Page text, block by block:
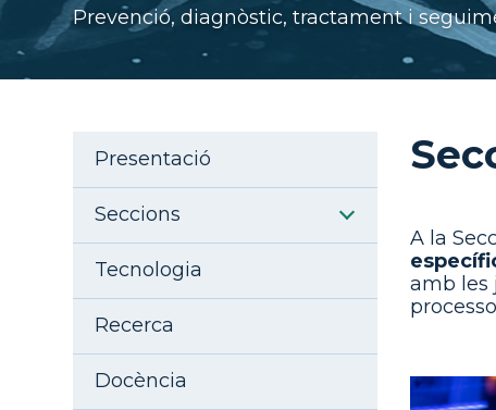
Prevenció, diagnòstic, tractament i
Aside navigation
Presentació
Seccions
Tecnologia
Recerca
Docència
A la
amb les